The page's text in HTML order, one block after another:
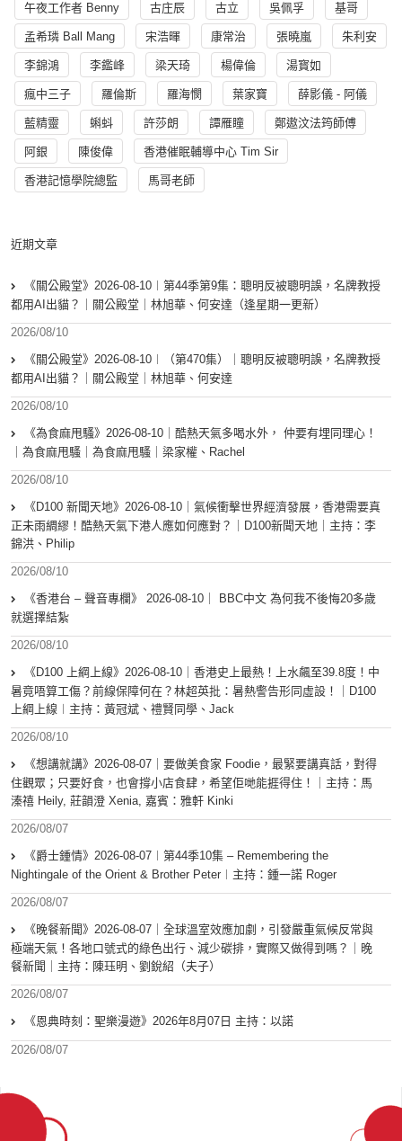
午夜工作者 Benny 古庄辰 古立 吳佩孚 基哥
孟希璘 Ball Mang 宋浩暉 康常治 張曉嵐 朱利安
李錦鴻 李鑑峰 梁天琦 楊偉倫 湯寳如
瘋中三子 羅倫斯 羅海憫 葉家寶 薛影儀 - 阿儀
藍精靈 蝌蚪 許莎朗 譚雁瞳 鄭遨汶法筠師傅
阿銀 陳俊偉 香港催眠輔導中心 Tim Sir
香港記憶學院總監 馬哥老師
近期文章
《關公殿堂》2026-08-10︱第44季第9集：聰明反被聰明誤，名牌教授
都用AI出貓？｜關公殿堂｜林旭華、何安達（逢星期一更新）
2026/08/10
《關公殿堂》2026-08-10︱（第470集）｜聰明反被聰明誤，名牌教授
都用AI出貓？｜關公殿堂｜林旭華、何安達
2026/08/10
《為食麻甩騷》2026-08-10｜酷熱天氣多喝水外， 仲要有埋同理心！
｜為食麻甩騷｜為食麻甩騷｜梁家權、Rachel
2026/08/10
《D100 新聞天地》2026-08-10｜氣候衝擊世界經濟發展，香港需要真
正未雨綢繆！酷熱天氣下港人應如何應對？｜D100新聞天地｜主持：李
錦洪、Philip
2026/08/10
《香港台 – 聲音專欄》 2026-08-10｜ BBC中文 為何我不後悔20多歲
就選擇結紮
2026/08/10
《D100 上綱上線》2026-08-10｜香港史上最熱！上水飆至39.8度！中
暑竟唔算工傷？前線保障何在？林超英批：暑熱警告形同虛設！｜D100
上綱上線︱主持：黃冠斌、禮賢同學、Jack
2026/08/10
《想講就講》2026-08-07｜要做美食家 Foodie，最緊要講真話，對得
住觀眾；只要好食，也會撐小店食肆，希望佢哋能捱得住！｜主持：馬
溱禧 Heily, 莊韻澄 Xenia, 嘉賓：雅軒 Kinki
2026/08/07
《爵士鍾情》2026-08-07︱第44季10集 – Remembering the
Nightingale of the Orient & Brother Peter︱主持：鍾一諾 Roger
2026/08/07
《晚餐新聞》2026-08-07｜全球溫室效應加劇，引發嚴重氣候反常與
極端天氣！各地口號式的綠色出行、減少碳排，實際又做得到嗎？｜晚
餐新聞｜主持：陳珏明、劉銳紹（夫子）
2026/08/07
《恩典時刻：聖樂漫遊》2026年8月07日 主持：以諾
2026/08/07